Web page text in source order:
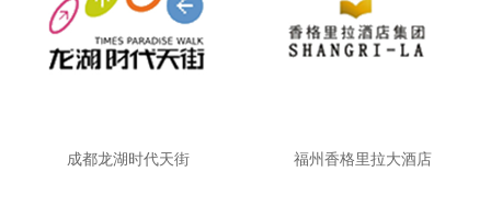
成都龙湖时代天街 福州香格里拉大酒店